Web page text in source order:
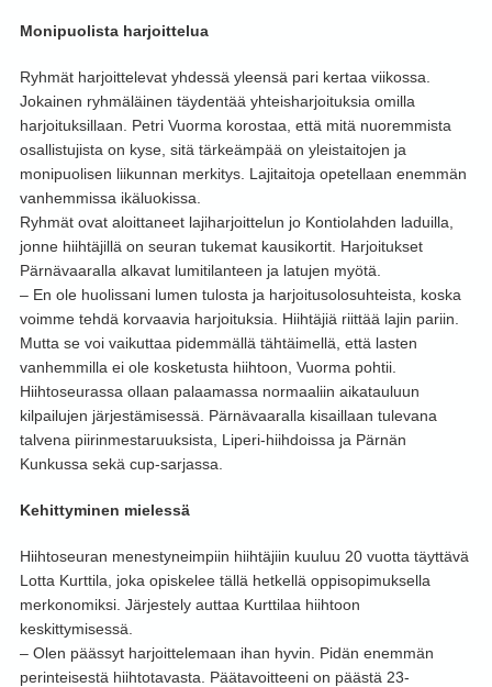
Monipuolista harjoittelua
Ryhmät harjoittelevat yhdessä yleensä pari kertaa viikossa.
Jokainen ryhmäläinen täydentää yhteisharjoituksia omilla
harjoituksillaan. Petri Vuorma korostaa, että mitä nuoremmista
osallistujista on kyse, sitä tärkeämpää on yleistaitojen ja
monipuolisen liikunnan merkitys. Lajitaitoja opetellaan enemmän
vanhemmissa ikäluokissa.
Ryhmät ovat aloittaneet lajiharjoittelun jo Kontiolahden laduilla,
jonne hiihtäjillä on seuran tukemat kausikortit. Harjoitukset
Pärnävaaralla alkavat lumitilanteen ja latujen myötä.
– En ole huolissani lumen tulosta ja harjoitusolosuhteista, koska
voimme tehdä korvaavia harjoituksia. Hiihtäjiä riittää lajin pariin.
Mutta se voi vaikuttaa pidemmällä tähtäimellä, että lasten
vanhemmilla ei ole kosketusta hiihtoon, Vuorma pohtii.
Hiihtoseurassa ollaan palaamassa normaaliin aikatauluun
kilpailujen järjestämisessä. Pärnävaaralla kisaillaan tulevana
talvena piirinmestaruuksista, Liperi-hiihdoissa ja Pärnän
Kunkussa sekä cup-sarjassa.
Kehittyminen mielessä
Hiihtoseuran menestyneimpiin hiihtäjiin kuuluu 20 vuotta täyttävä
Lotta Kurttila, joka opiskelee tällä hetkellä oppisopimuksella
merkonomiksi. Järjestely auttaa Kurttilaa hiihtoon
keskittymisessä.
– Olen päässyt harjoittelemaan ihan hyvin. Pidän enemmän
perinteisestä hiihtotavasta. Päätavoitteeni on päästä 23-